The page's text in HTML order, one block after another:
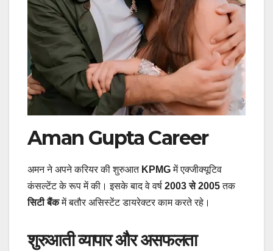
Aman Gupta Career
अमन ने अपने करियर की शुरुआत KPMGमें एक्जीक्यूटिव
कंसल्टेंट के रूप में की। इसके बाद वे वर्ष 2003 से 2005तक
सिटी बैंकमें बतौर असिस्टेंट डायरेक्टर काम करते रहे।
शुरुआती व्यापार और असफलता